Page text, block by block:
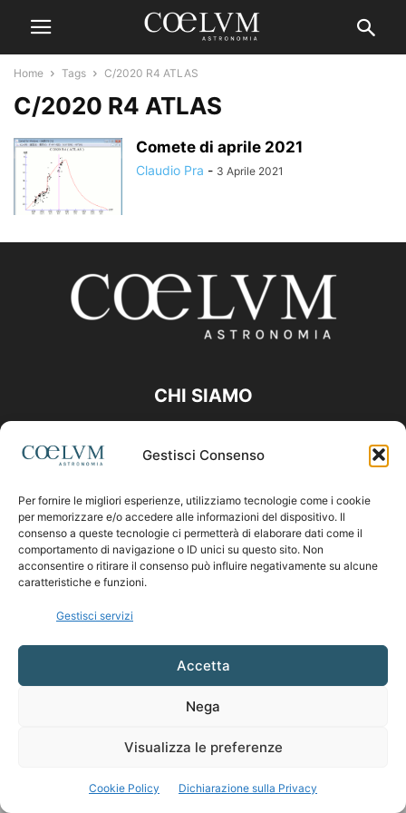
Gestisci Consenso
Per fornire le migliori esperienze, utilizziamo tecnologie come i cookie
per memorizzare e/o accedere alle informazioni del dispositivo. Il
consenso a queste tecnologie ci permetterà di elaborare dati come il
comportamento di navigazione o ID unici su questo sito. Non
acconsentire o ritirare il consenso può influire negativamente su alcune
caratteristiche e funzioni.
Gestisci servizi
Accetta
Nega
Visualizza le preferenze
Cookie Policy Dichiarazione sulla Privacy
Home Tags C/2020 R4 ATLAS
C/2020 R4 ATLAS
Comete di aprile 2021
Claudio Pra - 3 Aprile 2021
CHI SIAMO
Contattaci:coelumastro@coelum.com
SEGUICI